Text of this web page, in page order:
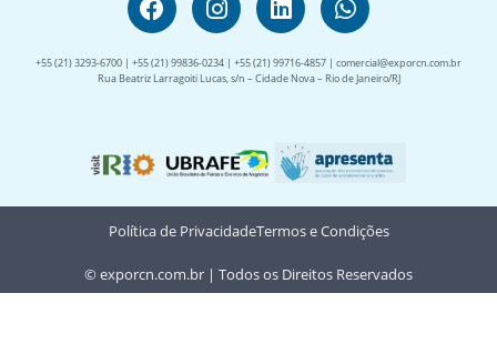
+55 (21) 3293-6700 | +55 (21) 99836-0234 | +55 (21) 99716-4857 | comercial@exporcn.com.br
Rua Beatriz Larragoiti Lucas, s/n – Cidade Nova – Rio de Janeiro/RJ
Política de PrivacidadeTermos e Condições
© exporcn.com.br | Todos os Direitos Reservados